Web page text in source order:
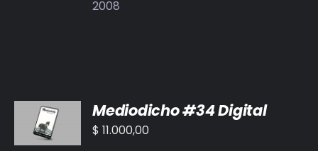
2008
AL
CARRITO
/
Mediodicho #34 Digital
$ 11.000,00